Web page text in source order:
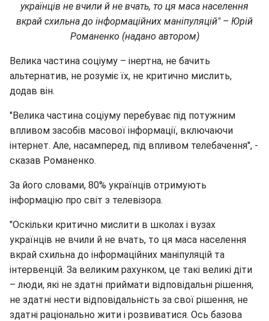
українців не вчили й не вчать, то ця маса населення
вкрай схильна до інформаційних маніпуляцій" – Юрій
Романенко (надано автором)
Велика частина соціуму – інертна, не бачить
альтернатив, не розуміє їх, не критично мислить,
додав він.
"Велика частина соціуму перебуває під потужним
впливом засобів масової інформації, включаючи
інтернет. Але, насамперед, під впливом телебачення", -
сказав Романенко.
За його словами, 80% українців отримують
інформацію про світ з телевізора.
"Оскільки критично мислити в школах і вузах
українців не вчили й не вчать, то ця маса населення
вкрай схильна до інформаційних маніпуляцій та
інтервенцій. За великим рахунком, це такі великі діти
– люди, які не здатні приймати відповідальні рішення,
не здатні нести відповідальність за свої рішення, не
здатні раціонально жити і розвиватися. Ось базова